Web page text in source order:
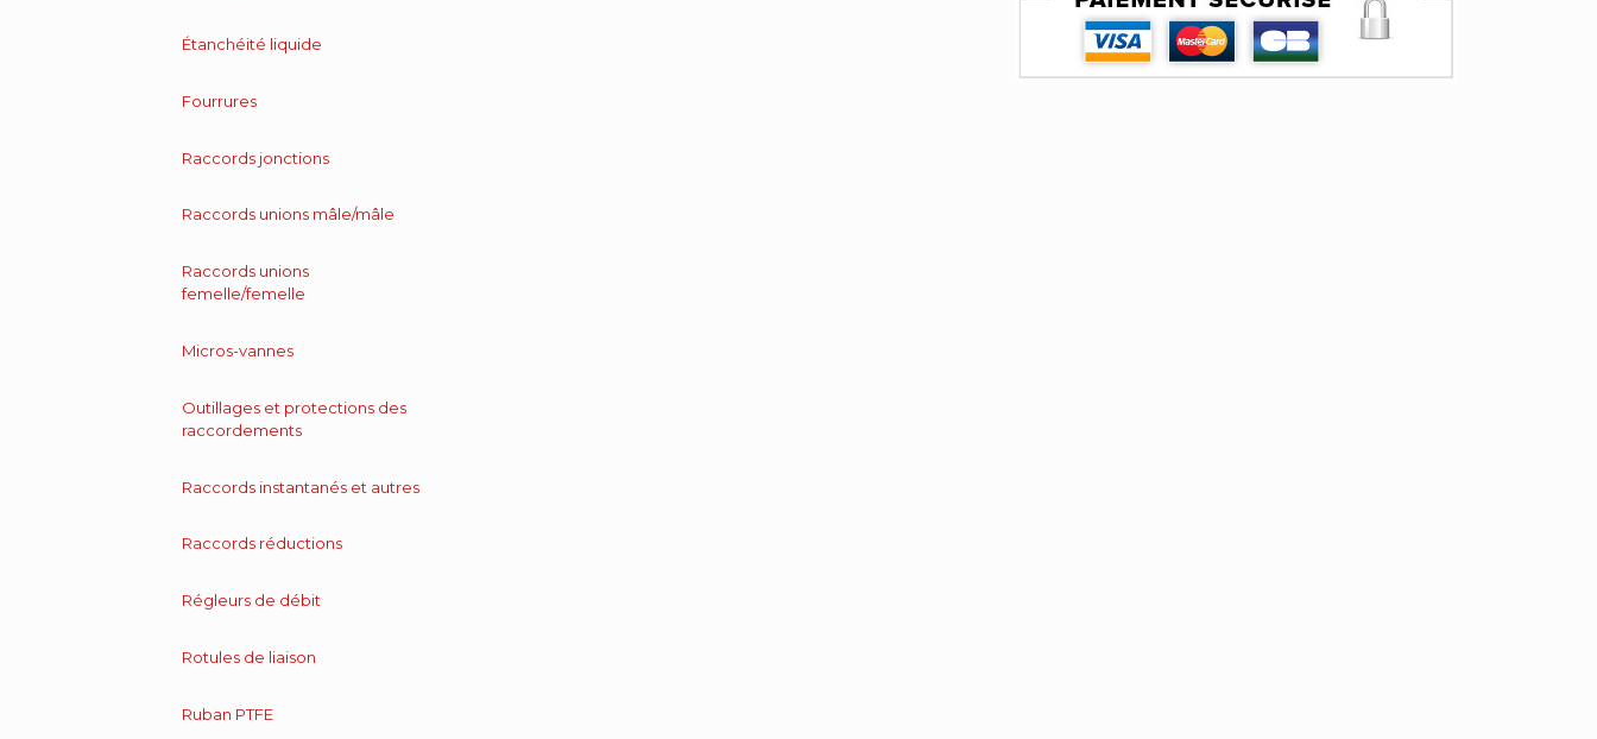
Étanchéité liquide
Fourrures
Raccords jonctions
Raccords unions mâle/mâle
Raccords unions
femelle/femelle
Micros-vannes
Outillages et protections des
raccordements
Raccords instantanés et autres
Raccords réductions
Régleurs de débit
Rotules de liaison
Ruban PTFE